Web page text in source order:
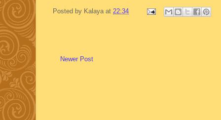
Posted by Kalaya at 22:34
Newer Post